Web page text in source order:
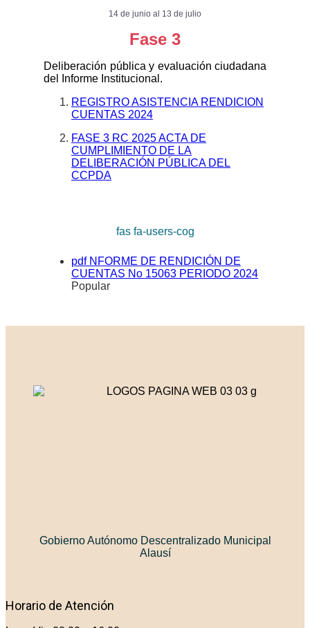
14 de junio al 13 de julio
Fase 3
Deliberación pública y evaluación ciudadana
del Informe Institucional.
REGISTRO ASISTENCIA RENDICION
CUENTAS 2024
FASE 3 RC 2025 ACTA DE
CUMPLIMIENTO DE LA
DELIBERACIÓN PÚBLICA DEL
CCPDA
fas fa-users-cog
pdf NFORME DE RENDICIÓN DE
CUENTAS No 15063 PERIODO 2024
Popular
Gobierno Autónomo Descentralizado Municipal
Alausí
Horario de Atención